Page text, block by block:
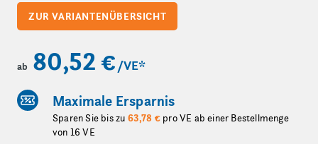
ZUR VARIANTENÜBERSICHT
ab 80,52 € /VE*
Maximale Ersparnis
Sparen Sie bis zu 63,78 € pro VE ab einer Bestellmenge
von 16 VE